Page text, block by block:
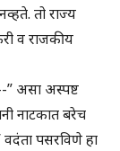
तो राज्य
व राजकीय
” असा अस्पष्ट
नाटकात बरेच
वदंता पसरविणे हा